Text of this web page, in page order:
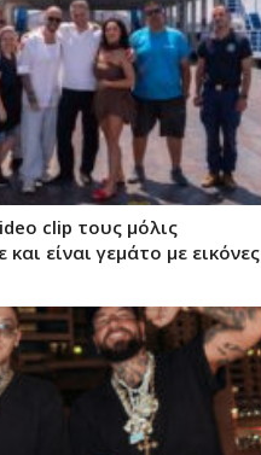
clip τους μόλις
είναι γεμάτο με εικόνες